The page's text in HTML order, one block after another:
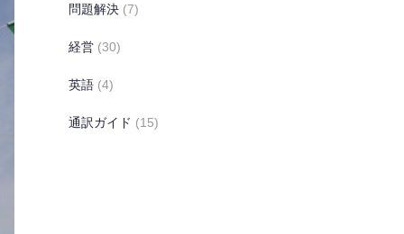
問題解決 (7)
経営 (30)
英語 (4)
通訳ガイド (15)